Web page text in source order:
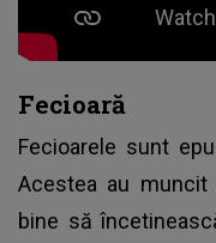
Fecioară
Fecioarele sunt
Acestea au
bine să